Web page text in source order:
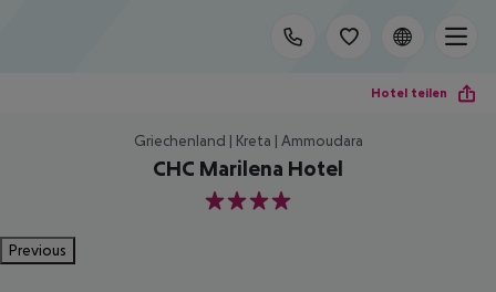
Hotel teilen
Griechenland | Kreta | Ammoudara
CHC Marilena Hotel
4
Previous